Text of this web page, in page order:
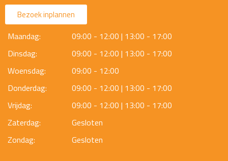
Bezoek inplannen
Maandag:
09:00 - 12:00 | 13:00 - 17:00
Dinsdag:
09:00 - 12:00 | 13:00 - 17:00
Woensdag:
09:00 - 12:00
Donderdag:
09:00 - 12:00 | 13:00 - 17:00
Vrijdag:
09:00 - 12:00 | 13:00 - 17:00
Zaterdag:
Gesloten
Zondag:
Gesloten